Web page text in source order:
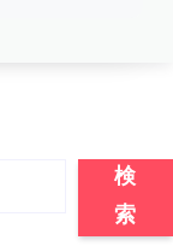
検
索